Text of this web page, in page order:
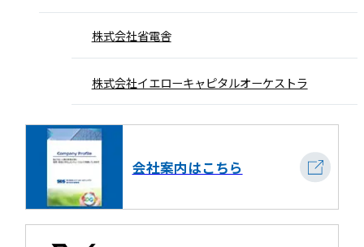
株式会社省電舎
株式会社イエローキャピタルオーケストラ
会社案内はこちら